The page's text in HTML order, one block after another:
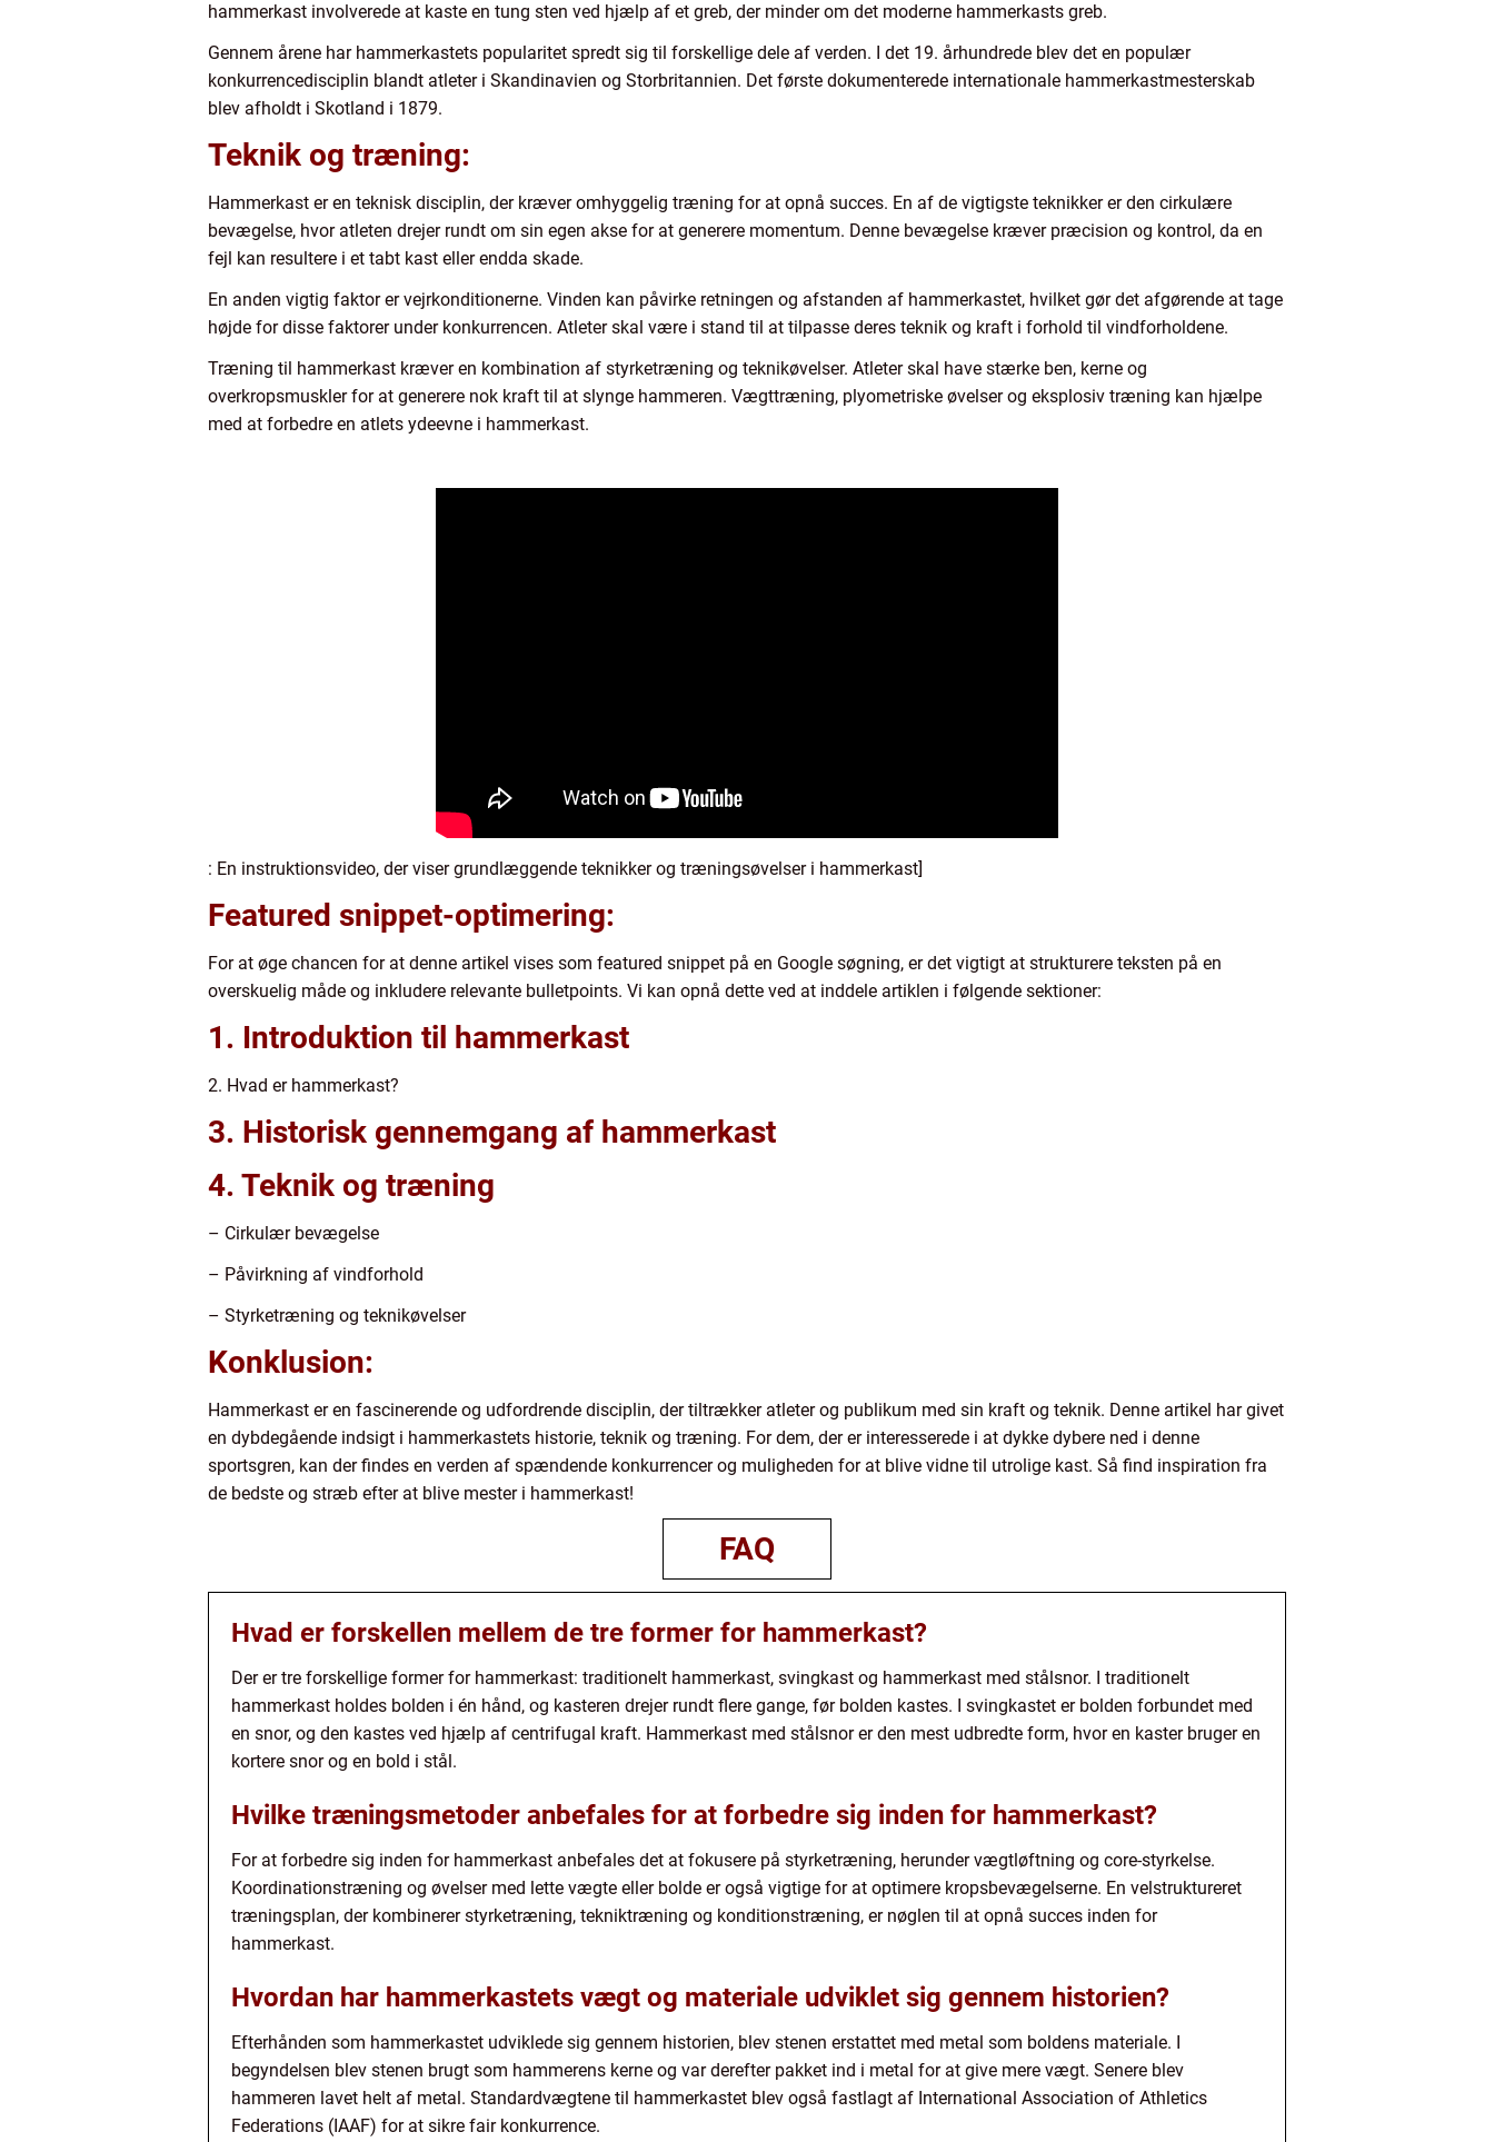
hammerkast involverede at kaste en tung sten ved hjælp af et greb, der minder om det moderne hammerkasts greb.
Gennem årene har hammerkastets popularitet spredt sig til forskellige dele af verden. I det 19. århundrede blev det en populær
konkurrencedisciplin blandt atleter i Skandinavien og Storbritannien. Det første dokumenterede internationale hammerkastmesterskab
blev afholdt i Skotland i 1879.
Teknik og træning:
Hammerkast er en teknisk disciplin, der kræver omhyggelig træning for at opnå succes. En af de vigtigste teknikker er den cirkulære
bevægelse, hvor atleten drejer rundt om sin egen akse for at generere momentum. Denne bevægelse kræver præcision og kontrol, da en
fejl kan resultere i et tabt kast eller endda skade.
En anden vigtig faktor er vejrkonditionerne. Vinden kan påvirke retningen og afstanden af hammerkastet, hvilket gør det afgørende at tage
højde for disse faktorer under konkurrencen. Atleter skal være i stand til at tilpasse deres teknik og kraft i forhold til vindforholdene.
Træning til hammerkast kræver en kombination af styrketræning og teknikøvelser. Atleter skal have stærke ben, kerne og
overkropsmuskler for at generere nok kraft til at slynge hammeren. Vægttræning, plyometriske øvelser og eksplosiv træning kan hjælpe
med at forbedre en atlets ydeevne i hammerkast.
: En instruktionsvideo, der viser grundlæggende teknikker og træningsøvelser i hammerkast]
Featured snippet-optimering:
For at øge chancen for at denne artikel vises som featured snippet på en Google søgning, er det vigtigt at strukturere teksten på en
overskuelig måde og inkludere relevante bulletpoints. Vi kan opnå dette ved at inddele artiklen i følgende sektioner:
1. Introduktion til hammerkast
2. Hvad er hammerkast?
3. Historisk gennemgang af hammerkast
4. Teknik og træning
– Cirkulær bevægelse
– Påvirkning af vindforhold
– Styrketræning og teknikøvelser
Konklusion:
Hammerkast er en fascinerende og udfordrende disciplin, der tiltrækker atleter og publikum med sin kraft og teknik. Denne artikel har givet
en dybdegående indsigt i hammerkastets historie, teknik og træning. For dem, der er interesserede i at dykke dybere ned i denne
sportsgren, kan der findes en verden af spændende konkurrencer og muligheden for at blive vidne til utrolige kast. Så find inspiration fra
de bedste og stræb efter at blive mester i hammerkast!
FAQ
Hvad er forskellen mellem de tre former for hammerkast?
Der er tre forskellige former for hammerkast: traditionelt hammerkast, svingkast og hammerkast med stålsnor. I traditionelt
hammerkast holdes bolden i én hånd, og kasteren drejer rundt flere gange, før bolden kastes. I svingkastet er bolden forbundet med
en snor, og den kastes ved hjælp af centrifugal kraft. Hammerkast med stålsnor er den mest udbredte form, hvor en kaster bruger en
kortere snor og en bold i stål.
Hvilke træningsmetoder anbefales for at forbedre sig inden for hammerkast?
For at forbedre sig inden for hammerkast anbefales det at fokusere på styrketræning, herunder vægtløftning og core-styrkelse.
Koordinationstræning og øvelser med lette vægte eller bolde er også vigtige for at optimere kropsbevægelserne. En velstruktureret
træningsplan, der kombinerer styrketræning, tekniktræning og konditionstræning, er nøglen til at opnå succes inden for
hammerkast.
Hvordan har hammerkastets vægt og materiale udviklet sig gennem historien?
Efterhånden som hammerkastet udviklede sig gennem historien, blev stenen erstattet med metal som boldens materiale. I
begyndelsen blev stenen brugt som hammerens kerne og var derefter pakket ind i metal for at give mere vægt. Senere blev
hammeren lavet helt af metal. Standardvægtene til hammerkastet blev også fastlagt af International Association of Athletics
Federations (IAAF) for at sikre fair konkurrence.